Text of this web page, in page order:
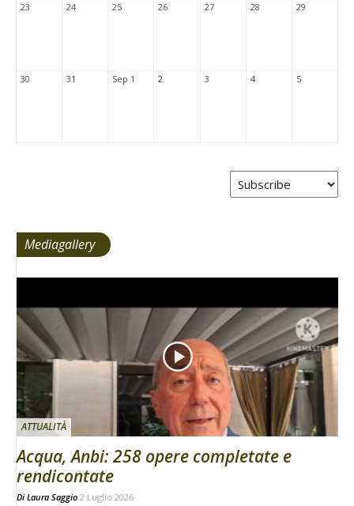
23 24 25 26 27 28 29
30 31 Sep 1 2 3 4 5
Mediagallery
ATTUALITÀ
Acqua, Anbi: 258 opere completate e
rendicontate
Di Laura Saggio 2 Luglio 2026